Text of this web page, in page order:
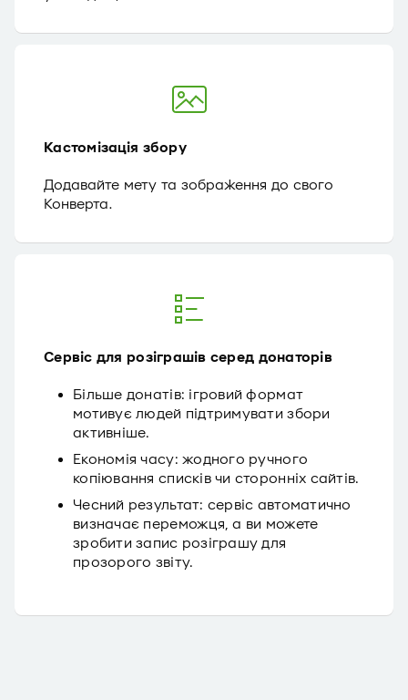
Кастомізація збору
Додавайте мету та зображення до свого
Конверта.
Сервіс для розіграшів серед донаторів
Більше донатів: ігровий формат
мотивує людей підтримувати збори
активніше.
Економія часу: жодного ручного
копіювання списків чи сторонніх сайтів.
Чесний результат: сервіс автоматично
визначає переможця, а ви можете
зробити запис розіграшу для
прозорого звіту.